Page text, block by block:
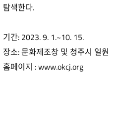
탐색한다.
기간: 2023. 9. 1.~10. 15.
장소: 문화제조창 및 청주시 일원
홈페이지 :www.okcj.org